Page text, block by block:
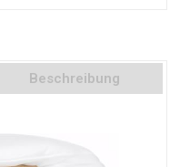
Beschreibung